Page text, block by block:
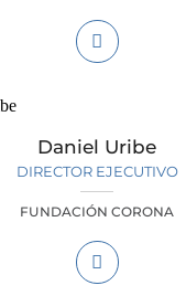
Daniel Uribe
DIRECTOR EJECUTIVO
FUNDACIÓN CORONA